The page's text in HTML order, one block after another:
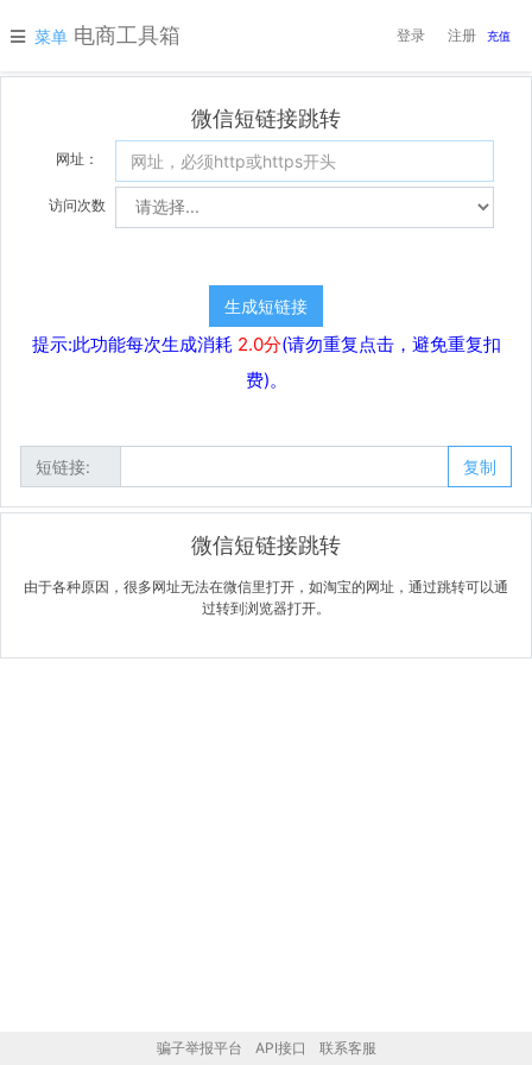
菜单 电商工具箱 登录 注册 充值
微信短链接跳转
网址：
访问次数
提示:此功能每次生成消耗2.0分(请勿重复点击，避免重复扣
费)。
短链接: 复制
微信短链接跳转
由于各种原因，很多网址无法在微信里打开，如淘宝的网址，通过跳转可以通
过转到浏览器打开。
骗子举报平台 API接口 联系客服